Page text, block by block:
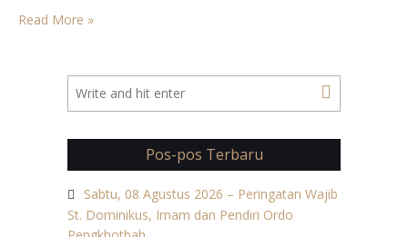
bapa Gereja Lantin, lahirkan di Stridon, Dalmatia, tahun
345.Orang tuanya yang kecukupan mengirimkan dia ke Roma
Read More »
Pos-pos Terbaru
Sabtu, 08 Agustus 2026 – Peringatan Wajib
St. Dominikus, Imam dan Pendiri Ordo